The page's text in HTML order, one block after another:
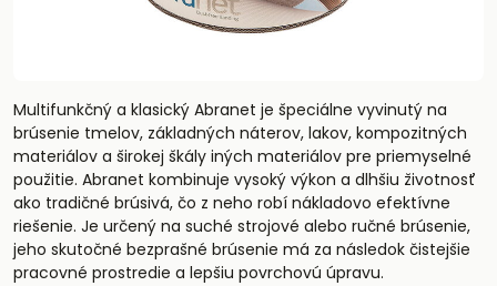
Multifunkčný a klasický Abranet je špeciálne vyvinutý na
brúsenie tmelov, základných náterov, lakov, kompozitných
materiálov a širokej škály iných materiálov pre priemyselné
použitie. Abranet kombinuje vysoký výkon a dlhšiu životnosť
ako tradičné brúsivá, čo z neho robí nákladovo efektívne
riešenie. Je určený na suché strojové alebo ručné brúsenie,
jeho skutočné bezprašné brúsenie má za následok čistejšie
pracovné prostredie a lepšiu povrchovú úpravu.